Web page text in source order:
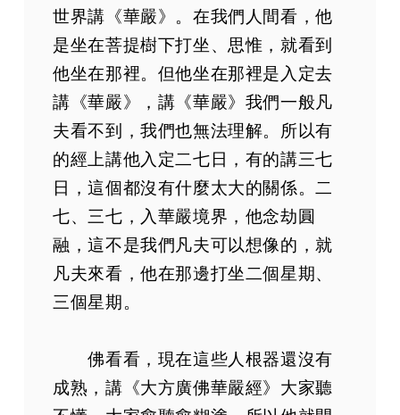
世界講《華嚴》。在我們人間看，他
是坐在菩提樹下打坐、思惟，就看到
他坐在那裡。但他坐在那裡是入定去
講《華嚴》，講《華嚴》我們一般凡
夫看不到，我們也無法理解。所以有
的經上講他入定二七日，有的講三七
日，這個都沒有什麼太大的關係。二
七、三七，入華嚴境界，他念劫圓
融，這不是我們凡夫可以想像的，就
凡夫來看，他在那邊打坐二個星期、
三個星期。
佛看看，現在這些人根器還沒有
成熟，講《大方廣佛華嚴經》大家聽